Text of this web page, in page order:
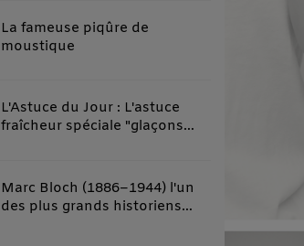
La fameuse piqûre de
moustique
L'Astuce du Jour : L'astuce
fraîcheur spéciale "glaçons
Marc Bloch (1886–1944) l'un
des plus grands historiens